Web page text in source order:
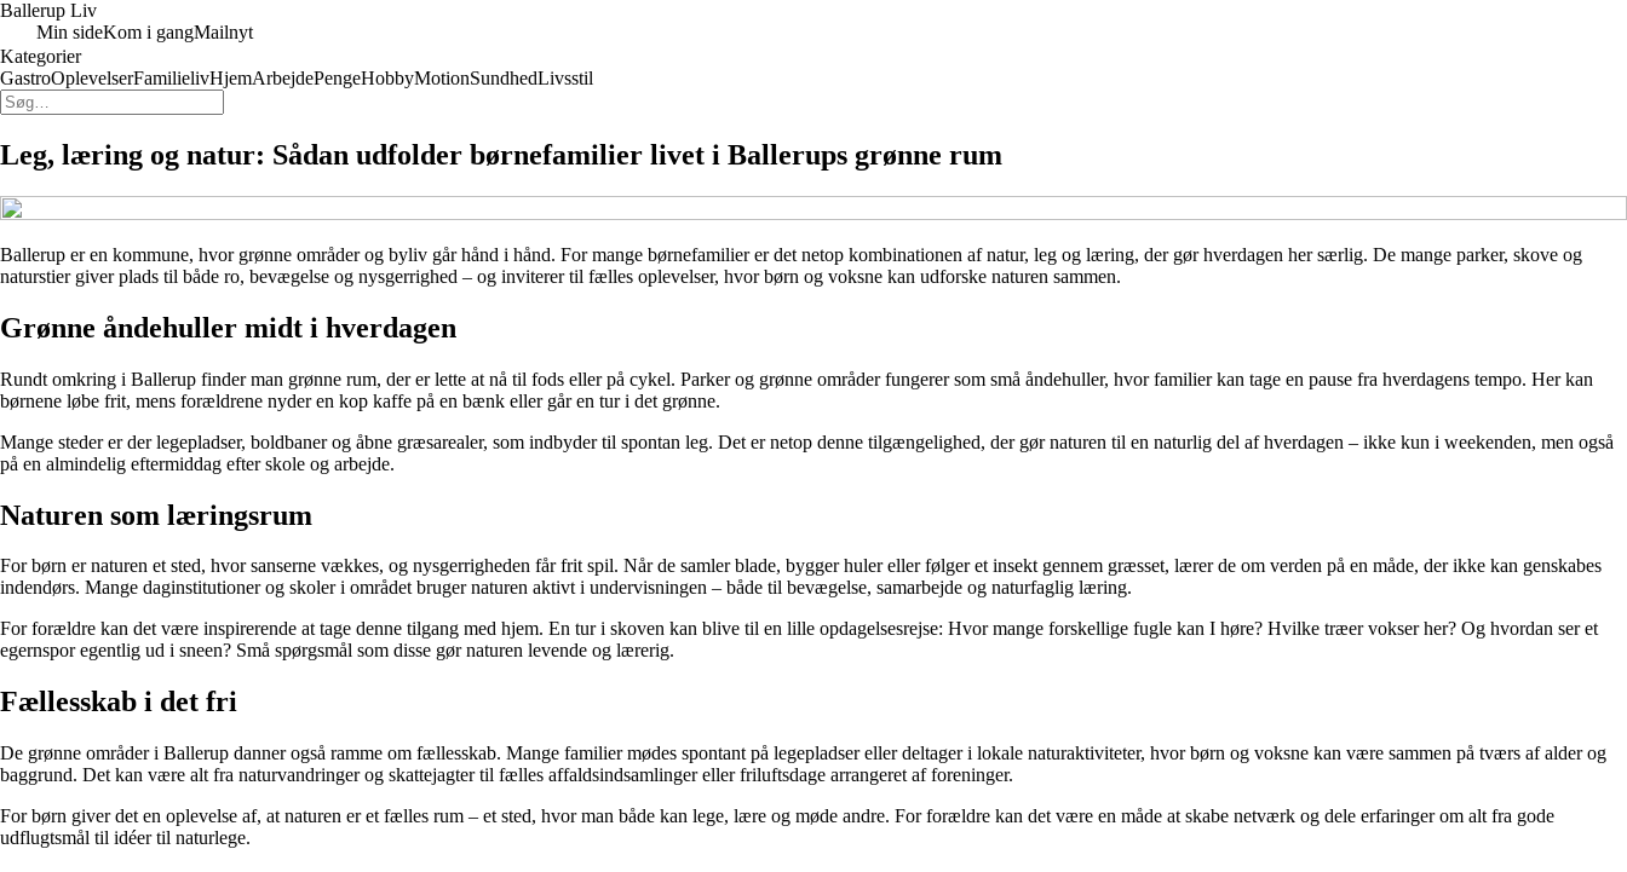
Ballerup Liv
Min sideKom i gangMailnyt
Kategorier
GastroOplevelserFamilielivHjemArbejdePengeHobbyMotionSundhedLivsstil
Leg, læring og natur: Sådan udfolder børnefamilier livet i Ballerups grønne rum
Ballerup er en kommune, hvor grønne områder og byliv går hånd i hånd. For mange børnefamilier er det netop kombinationen af natur, leg og læring, der gør hverdagen her særlig. De mange parker, skove og
naturstier giver plads til både ro, bevægelse og nysgerrighed – og inviterer til fælles oplevelser, hvor børn og voksne kan udforske naturen sammen.
Grønne åndehuller midt i hverdagen
Rundt omkring i Ballerup finder man grønne rum, der er lette at nå til fods eller på cykel. Parker og grønne områder fungerer som små åndehuller, hvor familier kan tage en pause fra hverdagens tempo. Her kan
børnene løbe frit, mens forældrene nyder en kop kaffe på en bænk eller går en tur i det grønne.
Mange steder er der legepladser, boldbaner og åbne græsarealer, som indbyder til spontan leg. Det er netop denne tilgængelighed, der gør naturen til en naturlig del af hverdagen – ikke kun i weekenden, men også
på en almindelig eftermiddag efter skole og arbejde.
Naturen som læringsrum
For børn er naturen et sted, hvor sanserne vækkes, og nysgerrigheden får frit spil. Når de samler blade, bygger huler eller følger et insekt gennem græsset, lærer de om verden på en måde, der ikke kan genskabes
indendørs. Mange daginstitutioner og skoler i området bruger naturen aktivt i undervisningen – både til bevægelse, samarbejde og naturfaglig læring.
For forældre kan det være inspirerende at tage denne tilgang med hjem. En tur i skoven kan blive til en lille opdagelsesrejse: Hvor mange forskellige fugle kan I høre? Hvilke træer vokser her? Og hvordan ser et
egernspor egentlig ud i sneen? Små spørgsmål som disse gør naturen levende og lærerig.
Fællesskab i det fri
De grønne områder i Ballerup danner også ramme om fællesskab. Mange familier mødes spontant på legepladser eller deltager i lokale naturaktiviteter, hvor børn og voksne kan være sammen på tværs af alder og
baggrund. Det kan være alt fra naturvandringer og skattejagter til fælles affaldsindsamlinger eller friluftsdage arrangeret af foreninger.
For børn giver det en oplevelse af, at naturen er et fælles rum – et sted, hvor man både kan lege, lære og møde andre. For forældre kan det være en måde at skabe netværk og dele erfaringer om alt fra gode
udflugtsmål til idéer til naturlege.